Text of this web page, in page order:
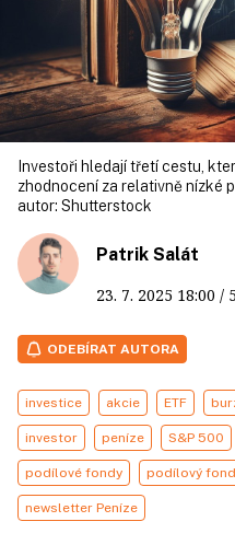
Investoři hledají třetí cestu,
zhodnocení za relativně nízké
autor: Shutterstock
Patrik Salát
23. 7. 2025 18:00 /
ODEBÍRAT AUTORA
investice akcie ETF
investor peníze S&P 500
podílové fondy podílový fond
newsletter Peníze